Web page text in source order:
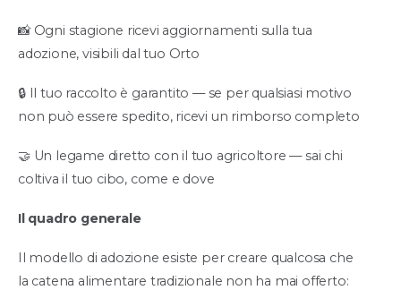
📸 Ogni stagione ricevi aggiornamenti sulla tua
adozione, visibili dal tuo Orto
🔒 Il tuo raccolto è garantito — se per qualsiasi motivo
non può essere spedito, ricevi un rimborso completo
🤝 Un legame diretto con il tuo agricoltore — sai chi
coltiva il tuo cibo, come e dove
Il quadro generale
Il modello di adozione esiste per creare qualcosa che
la catena alimentare tradizionale non ha mai offerto: